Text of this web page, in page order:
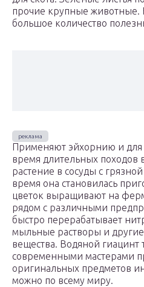
прочие крупные животные.
большое количество
Применяют эйхорнию и для
время длительных походов
растение в сосуды с
время она становилась
цветок выращивают на
рядом с различными
быстро перерабатывает
мыльные растворы и
вещества. Водяной гиацинт
современными мастерами
оригинальных предметов
можно по всему миру.